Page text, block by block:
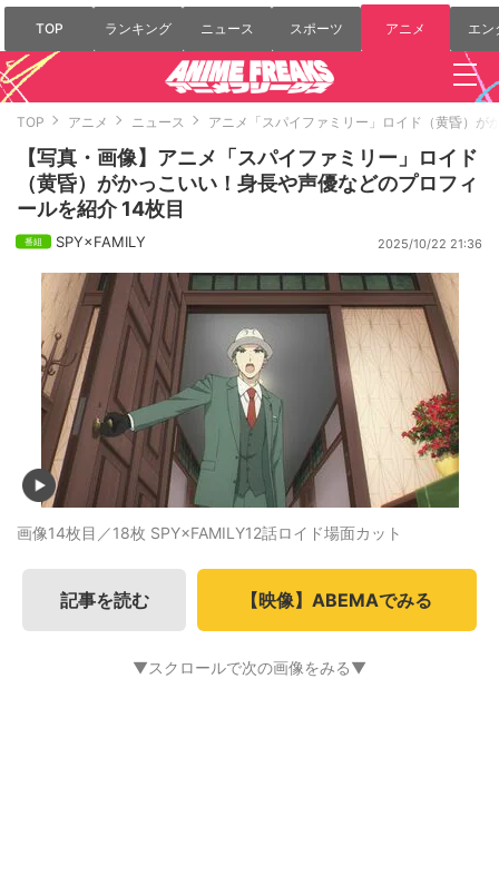
TOP ランキング ニュース スポーツ アニメ エン
TOP アニメ ニュース アニメ「スパイファミリー」ロイド（黄昏）が
【写真・画像】アニメ「スパイファミリー」ロイド
（黄昏）がかっこいい！身長や声優などのプロフィ
ールを紹介 14枚目
SPY×FAMILY 2025/10/22 21:36
画像14枚目／18枚 SPY×FAMILY12話ロイド場面カット
記事を読む 【映像】ABEMAでみる
▼スクロールで次の画像をみる▼